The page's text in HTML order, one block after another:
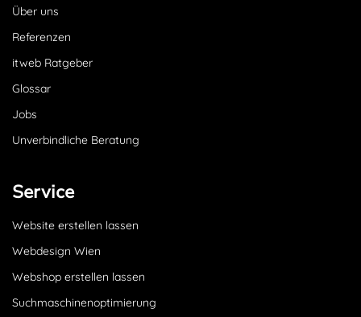
Über uns
Referenzen
itweb Ratgeber
Glossar
Jobs
Unverbindliche Beratung
Service
Website erstellen lassen
Webdesign Wien
Webshop erstellen lassen
Suchmaschinenoptimierung